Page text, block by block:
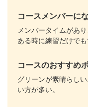
コースメンバーに
メンバータイムがあ
ある時に練習だけでも
コースのおすすめ
グリーンが素晴らし
い方が多い。